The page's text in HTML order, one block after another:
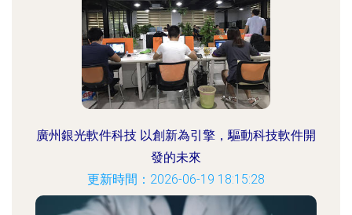
廣州銀光軟件科技 以創新為引擎，驅動科技軟件開
發的未來
更新時間：2026-06-19 18:15:28